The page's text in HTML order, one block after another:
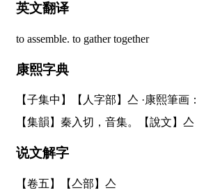
英文翻译
to assemble. to gather together
康熙字典
【子集中】【人字部】亼 ·康熙筆
【集韻】秦入切，音集。【說文
说文解字
【卷五】【亼部】 亼